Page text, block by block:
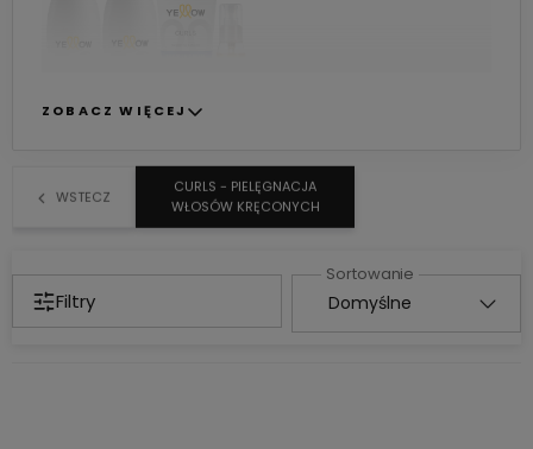
Yellow Curls
Twoje włosy są kręcone bądź falowane?
Jeśli tak, z pewnością zdążyłaś/eś już
przekonać się, jak niesforne i trudne do
ZOBACZ WIĘCEJ
WSTECZ
CURLS - PIELĘGNACJA
WŁOSÓW KRĘCONYCH
Filtry